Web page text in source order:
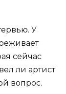
У
сейчас
ли артист
вопрос.